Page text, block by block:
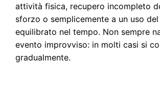
attività fisica, recupero incompleto
sforzo o semplicemente a un uso
equilibrato nel tempo. Non sempre
evento improvviso: in molti casi si
gradualmente.